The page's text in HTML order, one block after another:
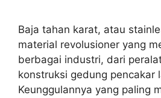
Baja tahan karat, atau
material revolusioner yang
berbagai industri, dari
konstruksi gedung pencakar
Keunggulannya yang paling